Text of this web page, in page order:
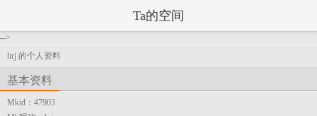
Ta的空间
-->
hrj 的个人资料
基本资料
Mkid： 47903